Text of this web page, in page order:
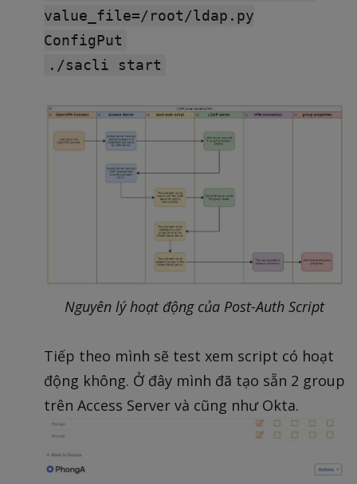
value_file=/root/ldap.py
ConfigPut
./sacli start
Nguyên lý hoạt động của Post-Auth Script
Tiếp theo mình sẽ test xem script có hoạt
động không. Ở đây mình đã tạo sẵn 2 group
trên Access Server và cũng như Okta.